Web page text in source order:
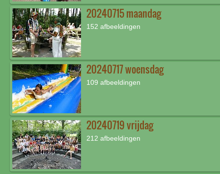
20240715 maandag
152 afbeeldingen
20240717 woensdag
109 afbeeldingen
20240719 vrijdag
212 afbeeldingen